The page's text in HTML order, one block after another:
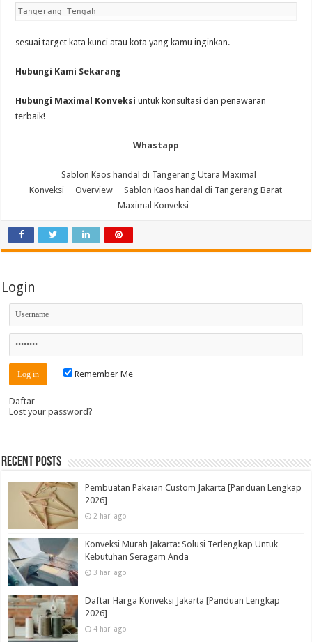
Tangerang Tengah
sesuai target kata kunci atau kota yang kamu inginkan.
Hubungi Kami Sekarang
Hubungi Maximal Konveksi untuk konsultasi dan penawaran
terbaik!
Whastapp
Sablon Kaos handal di Tangerang Utara Maximal
Konveksi
Overview
Sablon Kaos handal di Tangerang Barat
Maximal Konveksi
Login
Remember Me
Daftar
Lost your password?
Recent Posts
Pembuatan Pakaian Custom Jakarta [Panduan Lengkap
2026]
2 hari ago
Konveksi Murah Jakarta: Solusi Terlengkap Untuk
Kebutuhan Seragam Anda
3 hari ago
Daftar Harga Konveksi Jakarta [Panduan Lengkap
2026]
4 hari ago